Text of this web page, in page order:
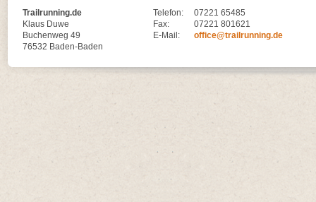
Trailrunning.de
Klaus Duwe
Buchenweg 49
76532 Baden-Baden
Telefon:
07221 65485
Fax:
07221 801621
E-Mail:
office@trailrunning.de